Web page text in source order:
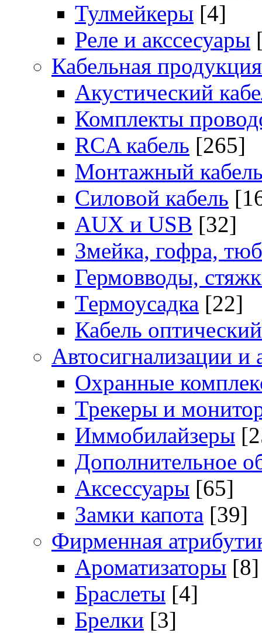
Тулмейкеры [4]
Реле и акссесуары
Кабельная продукция
Акустический
Комплекты
RCA кабель [265]
Монтажный
Силовой кабель
AUX и USB [32]
Змейка, гофра,
Гермовводы,
Термоусадка [22]
Кабель оптический
Автосигнализации и
Охранные
Трекеры и
Иммобилайзеры
Дополнительное
Аксессуары [65]
Замки капота [39]
Фирменная
Ароматизаторы [8]
Браслеты [4]
Брелки [3]